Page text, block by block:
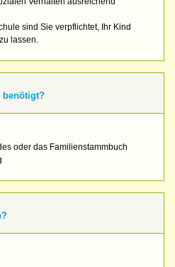
sind Sie verpflichtet, Ihr Kind
lassen.
benötigt?
oder das Familienstammbuch